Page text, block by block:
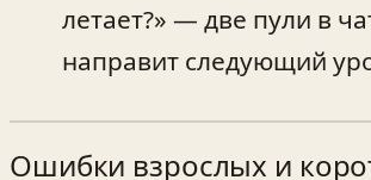
летает?» — две пули в
направит следующий
Ошибки взрослых и